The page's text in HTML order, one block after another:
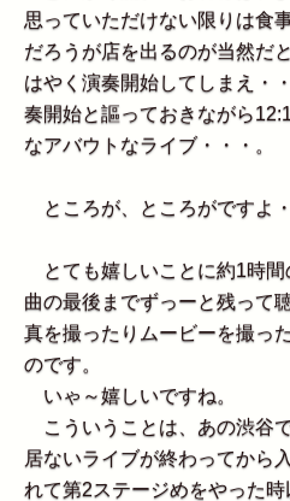
思っていただけない限りは食
だろうが店を出るのが当然だ
はやく演奏開始してしまえ・
奏開始と謳っておきながら
なアバウトなライブ・・・。
ところが、ところがですよ・
とても嬉しいことに約1時間
曲の最後までずっーと残って
真を撮ったりムービーを撮っ
のです。
いゃ～嬉しいですね。
こういうことは、あの渋谷
居ないライブが終わってから
れて第2ステージめをやった